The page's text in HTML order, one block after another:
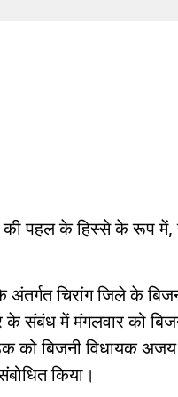
पहल के हिस्से के रूप में,
अंतर्गत चिरांग जिले के
के संबंध में मंगलवार को
को बिजनी विधायक
किया।